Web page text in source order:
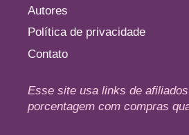
Autores
Política de privacidade
Contato
Esse site usa links de
porcentagem com compras